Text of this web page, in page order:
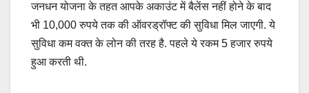
जनधन योजना के तहत आपके अकाउंट में बैलेंस नहीं होने के बाद
भी 10,000 रुपये तक की ऑवरड्रॉफ्ट की सुविधा मिल जाएगी. ये
सुविधा कम वक्त के लोन की तरह है. पहले ये रकम 5 हजार रुपये
हुआ करती थी.